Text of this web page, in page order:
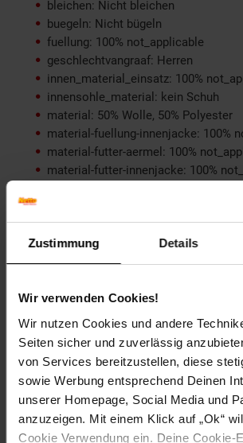
Zustimmung Details
Wir verwenden Cookies!
Wir nutzen Cookies und andere
Seiten sicher und zuverlässig
von Services bereitzustellen, diese
sowie Werbung entsprechend Deinen
unserer Homepage, Social Media und
anzuzeigen. Mit einem Klick auf „Ok“
Cookie Verwendung ein. Deine Cookie-
bleichen: Nicht bleichen
buegeln: Nicht bügeln
fuellung: 100% not_applicable
geschlechtvangraaf: Herren
innen_material_einsatz: 100%
innensohle_material: kein Schuh
material: 50% Wolle, 50% Polyester
material-fuellung-innenjacke: 100%
material-futter-aermel: 100%
material-futter-innenjacke: 100%
material-oberstoff-innenseite: 100%
material-oberstoff-mittlere-schicht:
material-oberstoff-oberer-teil: 100%
material-verzierung: 100%
material_futter: 100% not_applicable
oberstoff_unterer_teil: 100%
otto-anlaesse: Homewear,
Sommermode, Frühlingsmode,
otto-applikationen: Markenlabel,
otto-kragendetails: mit Knöpfen